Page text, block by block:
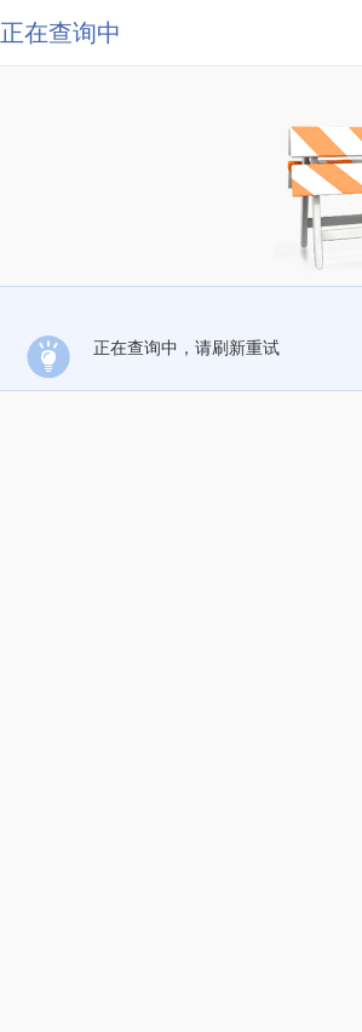
正在查询中
正在查询中，请刷新重试